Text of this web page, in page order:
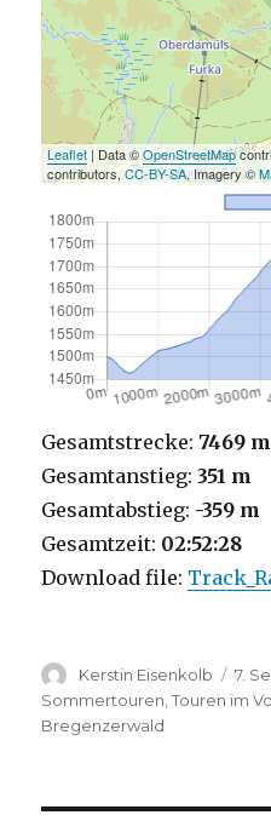
Leaflet | Data ©OpenStreetMap
contributors,CC-BY-SA, Imagery ©
Gesamtstrecke: 7469 m
Gesamtanstieg: 351 m
Gesamtabstieg: -359 m
Gesamtzeit: 02:52:28
Download file:
Autor
Kerstin Eisenkolb
am
7.
Sommertouren ,Touren im
Bregenzerwald